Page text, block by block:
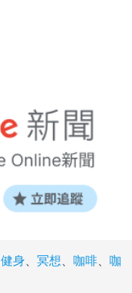
健身 冥想 咖啡
咖